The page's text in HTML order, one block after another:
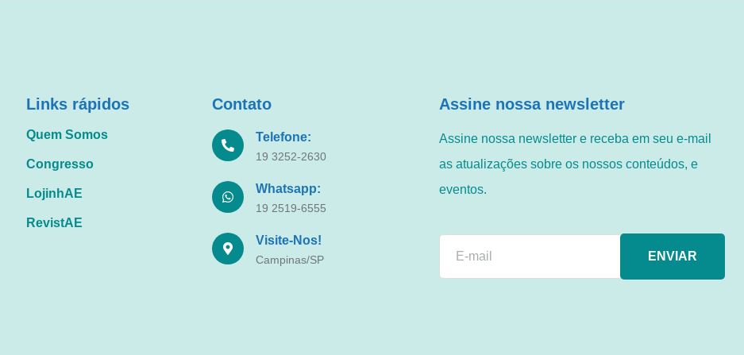
Links rápidos
Quem Somos
Congresso
LojinhAE
RevistAE
Contato
Telefone:
19 3252-2630
Whatsapp:
19 2519-6555
Visite-Nos!
Campinas/SP
Assine nossa newsletter
Assine nossa newsletter e receba em seu e-mail
as atualizações sobre os nossos conteúdos, e
eventos.
ENVIAR